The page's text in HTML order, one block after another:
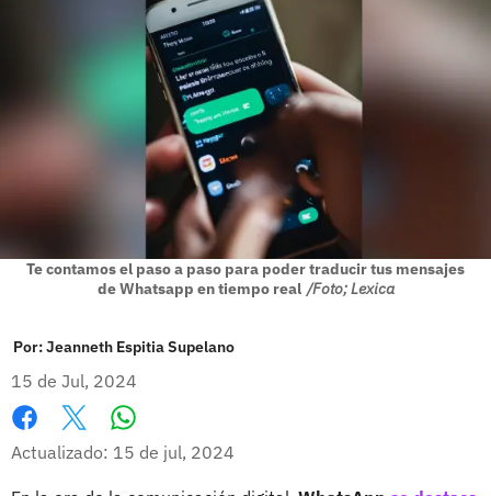
Te contamos el paso a paso para poder traducir tus mensajes
de Whatsapp en tiempo real /Foto; Lexica
Por:Jeanneth Espitia Supelano
15 de Jul, 2024
Facebook
X
Actualizado: 15 de jul, 2024